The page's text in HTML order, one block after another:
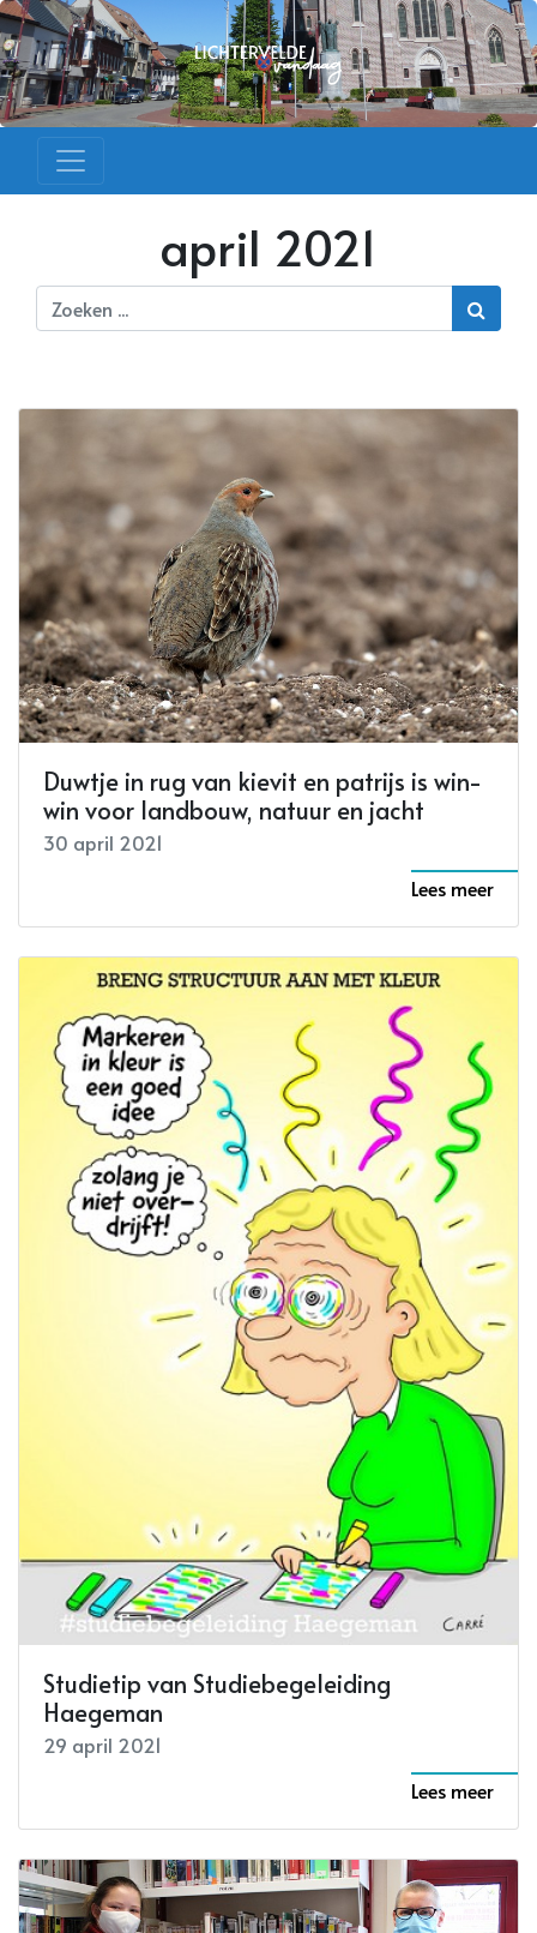
april 2021
Duwtje in rug van kievit en patrijs is win-
win voor landbouw, natuur en jacht
30 april 2021
Lees meer
Studietip van Studiebegeleiding
Haegeman
29 april 2021
Lees meer